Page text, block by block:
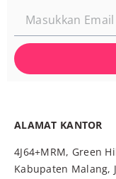
ALAMAT KANTOR
4J64+MRM, Green
Kabupaten Malang,